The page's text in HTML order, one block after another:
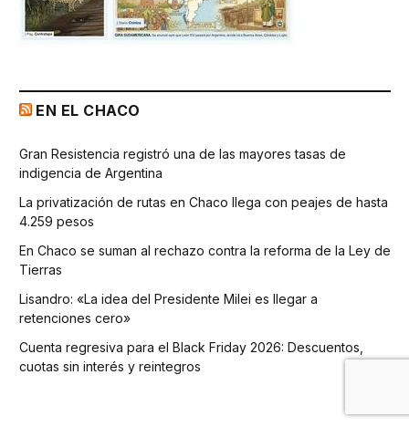
EN EL CHACO
Gran Resistencia registró una de las mayores tasas de
indigencia de Argentina
La privatización de rutas en Chaco llega con peajes de hasta
4.259 pesos
En Chaco se suman al rechazo contra la reforma de la Ley de
Tierras
Lisandro: «La idea del Presidente Milei es llegar a
retenciones cero»
Cuenta regresiva para el Black Friday 2026: Descuentos,
cuotas sin interés y reintegros